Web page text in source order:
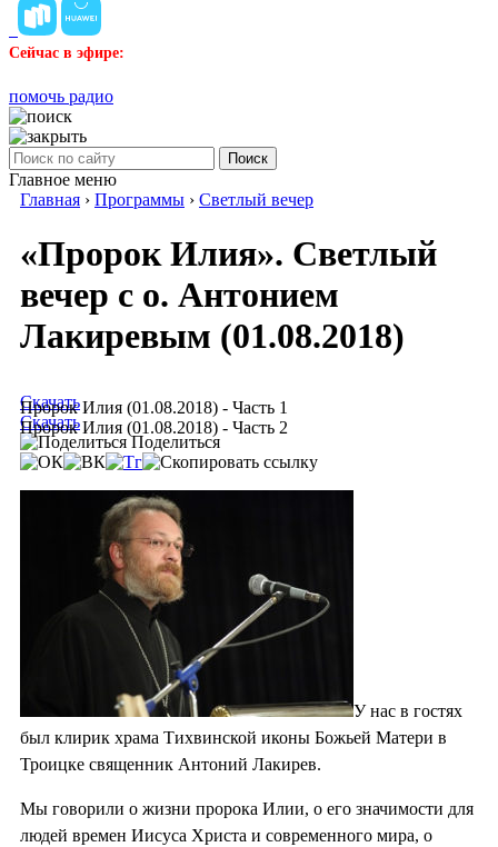
Сейчас в эфире:
помочь радио
Поиск
Главное меню
Главная › Программы › Светлый вечер
«Пророк Илия». Светлый
вечер с о. Антонием
Лакиревым (01.08.2018)
Пророк Илия (01.08.2018) - Часть 1
Скачать
Пророк Илия (01.08.2018) - Часть 2
Скачать
Поделиться
У нас в гостях
был клирик храма Тихвинской иконы Божьей Матери в
Троицке священник Антоний Лакирев.
Мы говорили о жизни пророка Илии, о его значимости для
людей времен Иисуса Христа и современного мира, о